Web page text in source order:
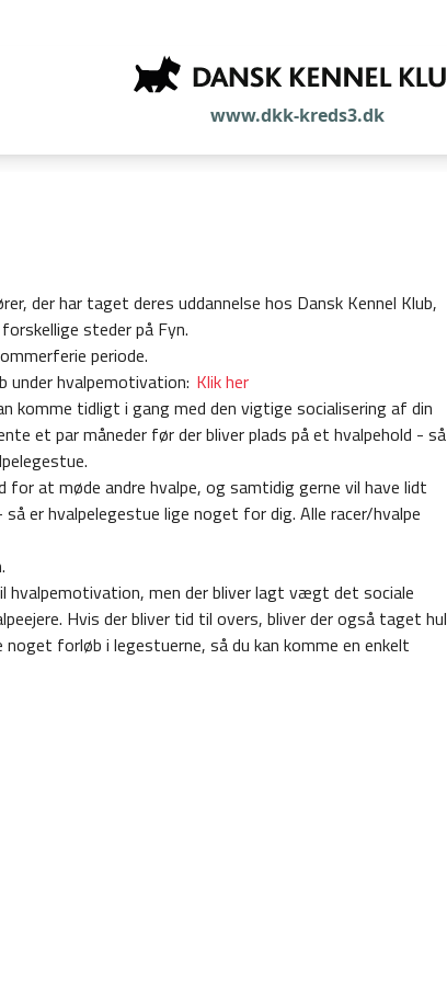
www.dkk-kreds3.dk
der har taget deres uddannelse hos Dansk Kennel Klub,
steder på Fyn.
periode.
under hvalpemotivation: Klik her
komme tidligt i gang med den vigtige socialisering af din
et par måneder før der bliver plads på et hvalpehold - så
for at møde andre hvalpe, og samtidig gerne vil have lidt
er hvalpelegestue lige noget for dig. Alle racer/hvalpe
men der bliver lagt vægt det sociale
Hvis der bliver tid til overs, bliver der også taget hul
noget forløb i legestuerne, så du kan komme en enkelt